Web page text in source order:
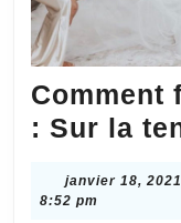
Comment
: Sur la
janvier 18, 2021
8:52 pm